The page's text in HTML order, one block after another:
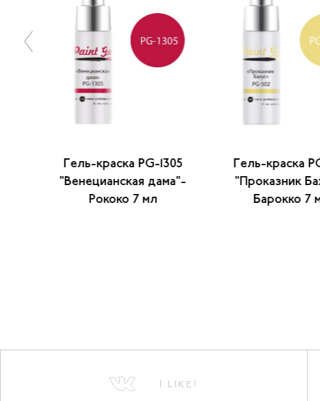
Гель-краска PG-1305
"Венецианская дама"-
Рококо 7 мл
Гель-краска
"Проказник
Барокко 7
I LIKE!